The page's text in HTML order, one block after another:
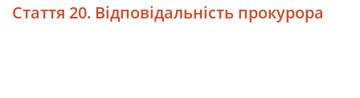
Стаття 20. Відповідальність прокурора